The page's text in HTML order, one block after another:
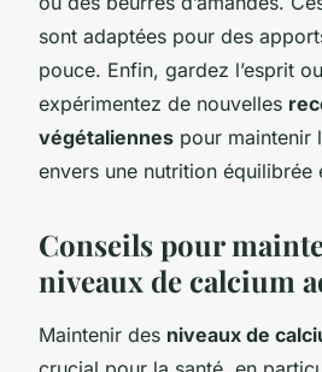
sont adaptées pour des
pouce. Enfin, gardez l’esprit
expérimentez de nouvelles
végétaliennes pour maintenir
envers une nutrition équilibrée
Conseils pour
niveaux de calcium
Maintenir des niveaux de